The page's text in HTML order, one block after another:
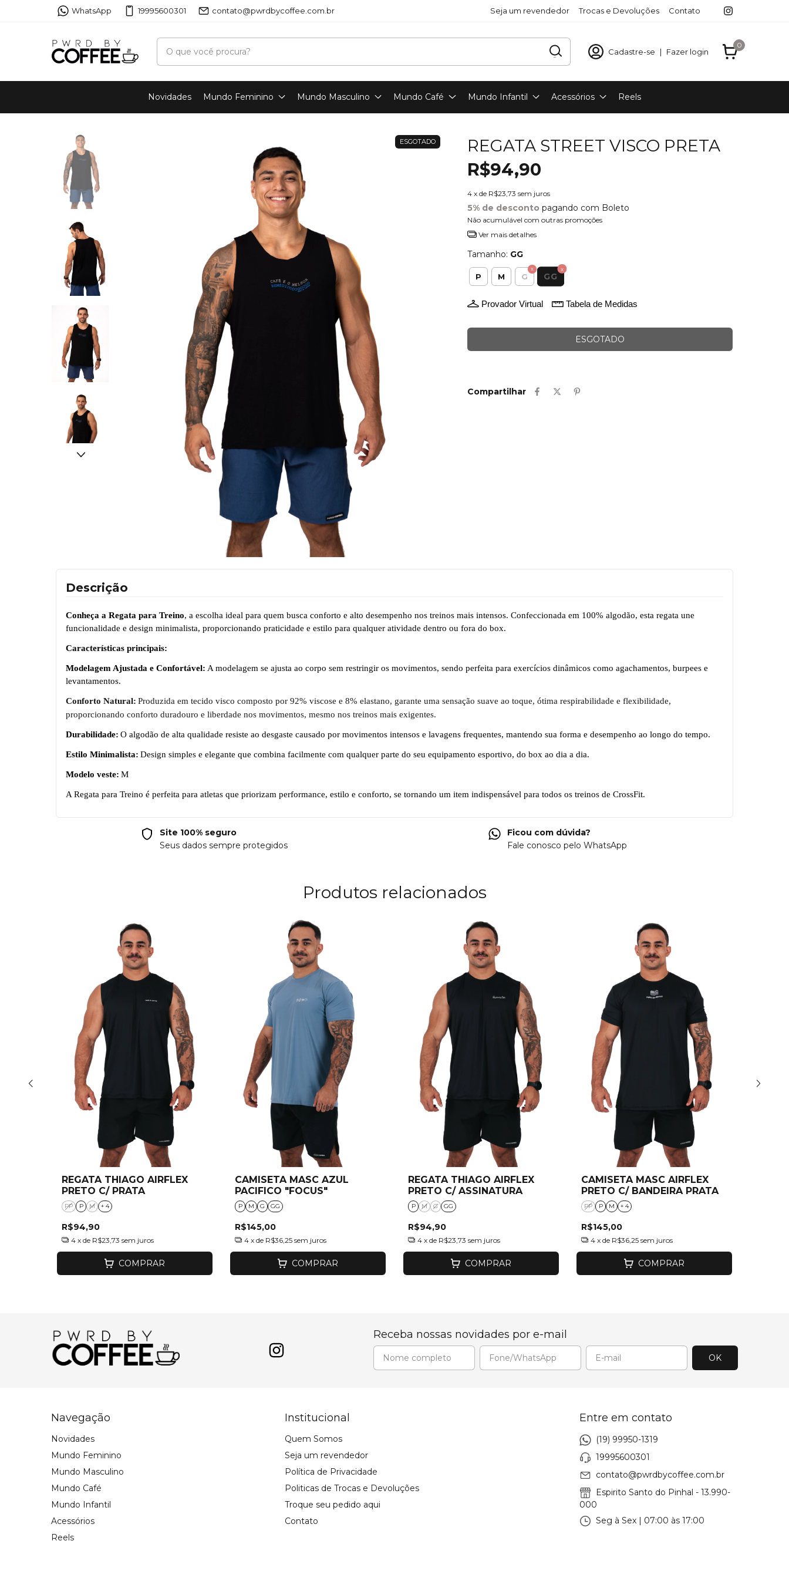
WhatsApp 19995600301 contato@pwrdbycoffee.com.br Seja um revendedor Trocas e Devoluções Contato
Cadastre-se | Fazer login
0
Novidades Mundo Feminino Mundo Masculino Mundo Café Mundo Infantil Acessórios Reels
ESGOTADO REGATA STREET VISCO PRETA
R$94,90
4 x de R$23,73 sem juros
5% de desconto pagando com Boleto
Não acumulável com outras promoções
Ver mais detalhes
Tamanho: GG
P M G GG
Provador Virtual Tabela de Medidas
Compartilhar
Descrição
Conheça a Regata para Treino, a escolha ideal para quem busca conforto e alto desempenho nos treinos mais intensos. Confeccionada em 100% algodão, esta regata une
funcionalidade e design minimalista, proporcionando praticidade e estilo para qualquer atividade dentro ou fora do box.
Características principais:
Modelagem Ajustada e Confortável: A modelagem se ajusta ao corpo sem restringir os movimentos, sendo perfeita para exercícios dinâmicos como agachamentos, burpees e
levantamentos.
Conforto Natural: Produzida em tecido visco composto por 92% viscose e 8% elastano, garante uma sensação suave ao toque, ótima respirabilidade e flexibilidade,
proporcionando conforto duradouro e liberdade nos movimentos, mesmo nos treinos mais exigentes.
Durabilidade: O algodão de alta qualidade resiste ao desgaste causado por movimentos intensos e lavagens frequentes, mantendo sua forma e desempenho ao longo do tempo.
Estilo Minimalista: Design simples e elegante que combina facilmente com qualquer parte do seu equipamento esportivo, do box ao dia a dia.
Modelo veste: M
A Regata para Treino é perfeita para atletas que priorizam performance, estilo e conforto, se tornando um item indispensável para todos os treinos de CrossFit.
Site 100% seguro
Seus dados sempre protegidos
Ficou com dúvida?
Fale conosco pelo WhatsApp
Produtos relacionados
REGATA THIAGO AIRFLEX
PRETO C/ PRATA
PP P M + 4
R$94,90
4 x de R$23,73 sem juros
COMPRAR
CAMISETA MASC AZUL
PACIFICO "FOCUS"
P M G GG
R$145,00
4 x de R$36,25 sem juros
COMPRAR
REGATA THIAGO AIRFLEX
PRETO C/ ASSINATURA
P M G GG
R$94,90
4 x de R$23,73 sem juros
COMPRAR
CAMISETA MASC AIRFLEX
PRETO C/ BANDEIRA PRATA
PP P M + 4
R$145,00
4 x de R$36,25 sem juros
COMPRAR
Receba nossas novidades por e-mail
Navegação
Novidades
Mundo Feminino
Mundo Masculino
Mundo Café
Mundo Infantil
Acessórios
Reels
Institucional
Quem Somos
Seja um revendedor
Política de Privacidade
Politicas de Trocas e Devoluções
Troque seu pedido aqui
Contato
Entre em contato
(19) 99950-1319
19995600301
contato@pwrdbycoffee.com.br
Espirito Santo do Pinhal - 13.990-
000
Seg à Sex | 07:00 às 17:00